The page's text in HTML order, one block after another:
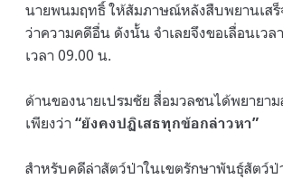
นายพนมฤทธิ์ ให้สัมภาษณ์หลังสืบพยานเสร็
ว่าความคดีอื่น ดังนั้น จำเลยจึงขอเลื่อนเว
เวลา 09.00 น.
ด้านของนายเปรมชัย สื่อมวลชนได้พยายา
เพียงว่า “ยังคงปฏิเสธทุกข้อกล่าวหา”
สำหรับคดีล่าสัตว์ป่าในเขตรักษาพันธุ์สัตว์